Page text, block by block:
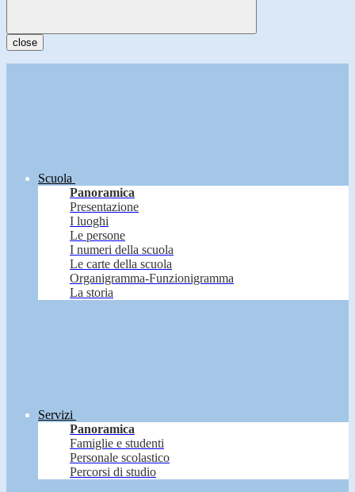
close
Scuola
Panoramica
Presentazione
I luoghi
Le persone
I numeri della scuola
Le carte della scuola
Organigramma-Funzionigramma
La storia
Servizi
Panoramica
Famiglie e studenti
Personale scolastico
Percorsi di studio